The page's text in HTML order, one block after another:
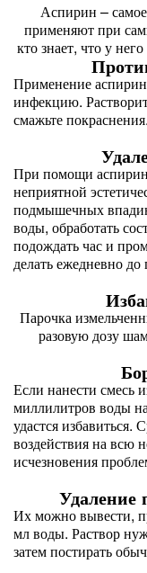
Аспирин –
применяют при
кто знает, что у
Применение
инфекцию.
смажьте
При помощи
неприятной
подмышечных
воды, обработать
подождать час и
делать ежедневно до
Парочка
разовую дозу
Если нанести смесь
миллилитров воды
удастся избавиться.
воздействия на всю
исчезновения
Удаление
Их можно вывести,
мл воды. Раствор
затем постирать